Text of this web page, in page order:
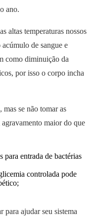
ano.
altas temperaturas nossos
de sangue e
como diminuição da
por isso o corpo incha
se não tomar as
maior do que
para entrada de bactérias
controlada pode
para ajudar seu sistema